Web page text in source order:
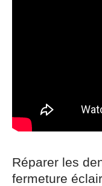
Réparer les
fermeture éclair